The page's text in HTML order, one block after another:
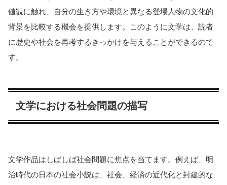
値観に触れ、自分の生き方や環境と異なる登場人物の文化的
背景を比較する機会を提供します。このように文学は、読者
に歴史や社会を再考するきっかけを与えることができるので
す​​​​。
文学における社会問題の描写
文学作品はしばしば社会問題に焦点を当てます。例えば、明
治時代の日本の社会小説は、社会、経済の近代化と封建的な